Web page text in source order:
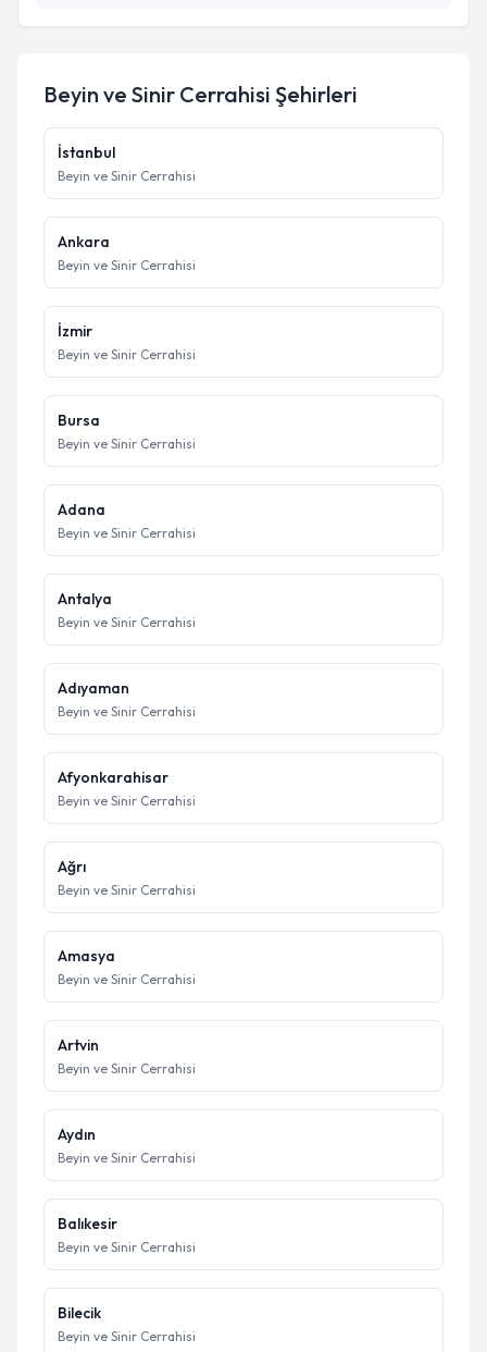
Beyin ve Sinir Cerrahisi Şehirleri
İstanbul
Beyin ve Sinir Cerrahisi
Ankara
Beyin ve Sinir Cerrahisi
İzmir
Beyin ve Sinir Cerrahisi
Bursa
Beyin ve Sinir Cerrahisi
Adana
Beyin ve Sinir Cerrahisi
Antalya
Beyin ve Sinir Cerrahisi
Adıyaman
Beyin ve Sinir Cerrahisi
Afyonkarahisar
Beyin ve Sinir Cerrahisi
Ağrı
Beyin ve Sinir Cerrahisi
Amasya
Beyin ve Sinir Cerrahisi
Artvin
Beyin ve Sinir Cerrahisi
Aydın
Beyin ve Sinir Cerrahisi
Balıkesir
Beyin ve Sinir Cerrahisi
Bilecik
Beyin ve Sinir Cerrahisi